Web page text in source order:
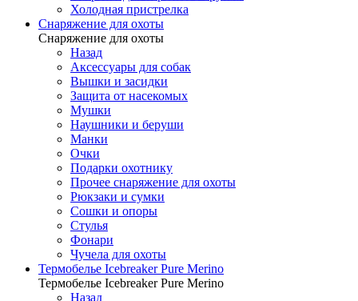
Холодная пристрелка
Снаряжение для охоты
Снаряжение для охоты
Назад
Аксессуары для собак
Вышки и засидки
Защита от насекомых
Мушки
Наушники и беруши
Манки
Очки
Подарки охотнику
Прочее снаряжение для охоты
Рюкзаки и сумки
Сошки и опоры
Стулья
Фонари
Чучела для охоты
Термобелье Icebreaker Pure Merino
Термобелье Icebreaker Pure Merino
Назад